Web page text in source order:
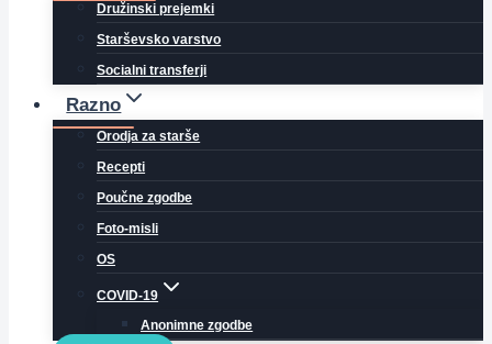
Družinski prejemki
Starševsko varstvo
Socialni transferji
Razno
Orodja za starše
Recepti
Poučne zgodbe
Foto-misli
OS
COVID-19
Anonimne zgodbe